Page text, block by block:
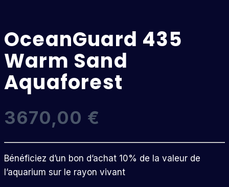
OceanGuard 435
Warm Sand
Aquaforest
3670,00 €
Bénéficiez d’un bon d’achat 10% de la valeur de
l’aquarium sur le rayon vivant